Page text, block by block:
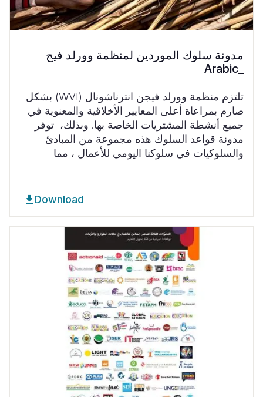
مدونة سلوك الموردين لمنظمة وورلد فيج
تلتزم منظمة وورلد فيجن انترناشونال (WVI)
بشكل
صارم بمراعاة أعلى المعايير الأخلاقية والمعنوية في
جميع أنشطة المشتريات الخاصة بها. وبذلك، توفر
مدونة قواعد السلوك هذه مجموعة من المبادئ
والسلوكيات في سلوكنا اليومي للأعمال ، مما
Download